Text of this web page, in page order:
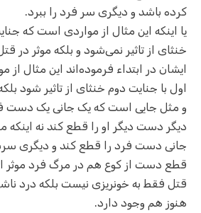
کرده باشد و دیگری سر فرد را ببرد.
یا اینکه این مثال از مواردی است که
خنثای از تاثیر نمی‌شود و بلکه موثر در
ایشان در ابتداء فرموده‌اند این مثال
اول با جنایت دوم خنثای از تاثیر شود
و مثل جایی است که یک جانی یک دست
دیگر دست دیگر او را قطع کند نه اینکه
جانی دست فرد را قطع کند و دیگری
قطع دست از کوع هم در مرگ فرد موثر
قتل فقط به خونریزی نیست بلکه درد
هنوز هم وجود دارد.